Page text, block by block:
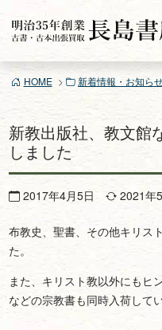
ン
ツ
ス
キ
HOME 新着情報・お知ら
新教出版社、教文館
しました
2017年4月5日 2021年
布教史、聖書、その他キリス
た。
また、キリスト教以外にもヒ
などの宗教書も同時入荷してい